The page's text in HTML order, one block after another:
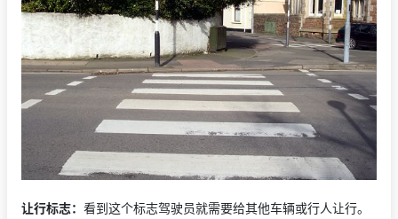
让行标志： 看到这个标志驾驶员就需要给其他车辆或行人让行。